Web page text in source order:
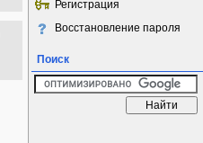
Регистрация
Восстановление пароля
Поиск